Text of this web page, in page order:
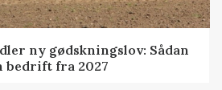
ny gødskningslov: Sådan
bedrift fra 2027